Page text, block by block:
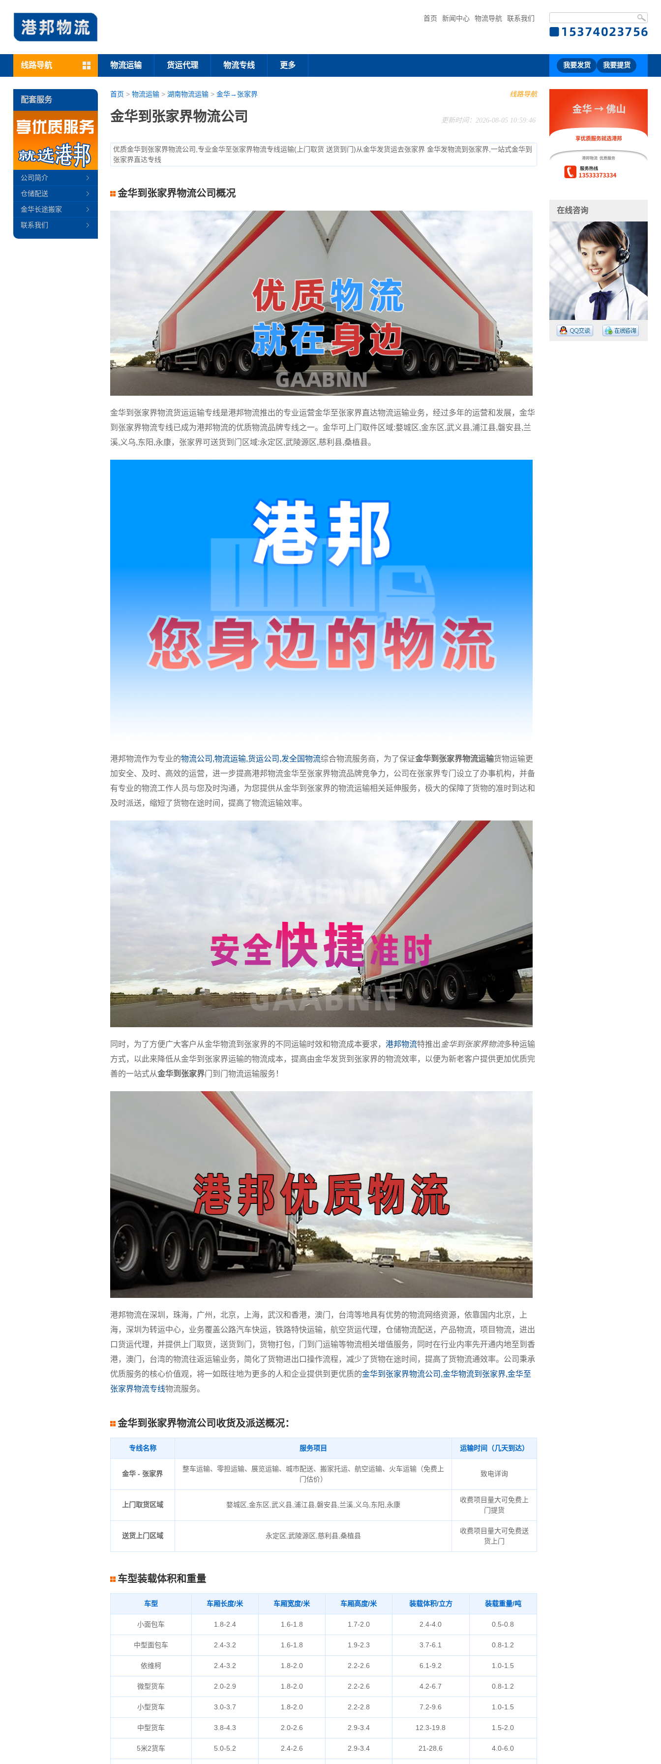
首页 新闻中心 物流导航 联系我们
线路导航 物流运输 货运代理 物流专线 更多 我要发货 我要提货
线路导航
首页 > 物流运输> 湖南物流运输> 金华→张家界
金华到张家界物流公司 更新时间：2026-08-05 10:59:46
优质金华到张家界物流公司,专业金华至张家界物流专线运输(上门取货 送货到门)从金华发货运去张家界 金华发物流到张家界,一站式金华到
张家界直达专线
金华到张家界物流公司概况
金华到张家界物流货运运输专线是港邦物流推出的专业运营金华至张家界直达物流运输业务，经过多年的运营和发展，金华
到张家界物流专线已成为港邦物流的优质物流品牌专线之一。金华可上门取件区域:婺城区,金东区,武义县,浦江县,磐安县,兰
溪,义乌,东阳,永康，张家界可送货到门区域:永定区,武陵源区,慈利县,桑植县。
港邦物流作为专业的物流公司,物流运输,货运公司,发全国物流综合物流服务商，为了保证金华到张家界物流运输货物运输更
加安全、及时、高效的运营，进一步提高港邦物流金华至张家界物流品牌竞争力，公司在张家界专门设立了办事机构，并备
有专业的物流工作人员与您及时沟通，为您提供从金华到张家界的物流运输相关延伸服务，极大的保障了货物的准时到达和
及时派送，缩短了货物在途时间，提高了物流运输效率。
同时，为了方便广大客户从金华物流到张家界的不同运输时效和物流成本要求， 港邦物流特推出 金华到张家界物流多种运输
方式，以此来降低从金华到张家界运输的物流成本，提高由金华发货到张家界的物流效率，以便为新老客户提供更加优质完
善的一站式从金华到张家界门到门物流运输服务！
港邦物流在深圳，珠海，广州，北京，上海，武汉和香港，澳门，台湾等地具有优势的物流网络资源，依靠国内北京，上
海，深圳为转运中心，业务覆盖公路汽车快运，铁路特快运输，航空货运代理，仓储物流配送，产品物流，项目物流，进出
口货运代理，并提供上门取货，送货到门，货物打包，门到门运输等物流相关增值服务，同时在行业内率先开通内地至到香
港，澳门，台湾的物流往返运输业务，简化了货物进出口操作流程，减少了货物在途时间，提高了货物流通效率。公司秉承
优质服务的核心价值观，将一如既往地为更多的人和企业提供到更优质的金华到张家界物流公司,金华物流到张家界,金华至
张家界物流专线物流服务。
金华到张家界物流公司收货及派送概况：
专线名称 服务项目 运输时间（几天到达）
金华 - 张家界
整车运输、零担运输、展览运输、城市配送、搬家托运、航空运输、火车运输（免费上
门估价）
致电详询
上门取货区域 婺城区,金东区,武义县,浦江县,磐安县,兰溪,义乌,东阳,永康
收费项目量大可免费上
门提货
送货上门区域 永定区,武陵源区,慈利县,桑植县
收费项目量大可免费送
货上门
车型装载体积和重量
车型 车厢长度/米 车厢宽度/米 车厢高度/米 装载体积/立方 装载重量/吨
小面包车 1.8-2.4 1.6-1.8 1.7-2.0 2.4-4.0 0.5-0.8
中型面包车 2.4-3.2 1.6-1.8 1.9-2.3 3.7-6.1 0.8-1.2
依维柯 2.4-3.2 1.8-2.0 2.2-2.6 6.1-9.2 1.0-1.5
微型货车 2.0-2.9 1.8-2.0 2.2-2.6 4.2-6.7 0.8-1.2
小型货车 3.0-3.7 1.8-2.0 2.2-2.8 7.2-9.6 1.0-1.5
中型货车 3.8-4.3 2.0-2.6 2.9-3.4 12.3-19.8 1.5-2.0
5米2货车 5.0-5.2 2.4-2.6 2.9-3.4 21-28.6 4.0-6.0
配套服务
公司简介
仓储配送
金华长途搬家
联系我们
在线咨询